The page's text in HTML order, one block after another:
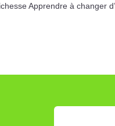
Apprendre à changer